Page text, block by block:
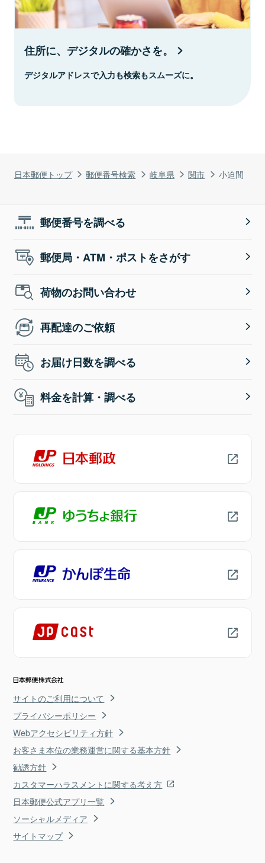
日本郵便トップ 郵便番号検索 岐阜県 関市 小迫間
住所に、デジタルの確かさを。
デジタルアドレスで入力も検索もスムーズに。
郵便番号を調べる
郵便局・ATM・ポストをさがす
荷物のお問い合わせ
再配達のご依頼
お届け日数を調べる
料金を計算・調べる
サイトのご利用について
プライバシーポリシー
Webアクセシビリティ方針
お客さま本位の業務運営に関する基本方針
勧誘方針
カスタマーハラスメントに関する考え方
日本郵便公式アプリ一覧
ソーシャルメディア
サイトマップ